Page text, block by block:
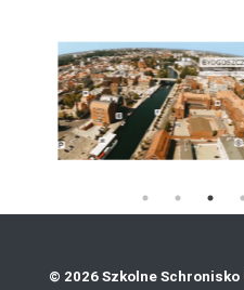
© 2026 Szkolne Schronisko